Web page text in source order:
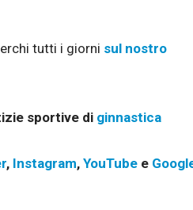
tutti i giorni sul nostro
sportive di ginnastica
, Instagram, YouTube e